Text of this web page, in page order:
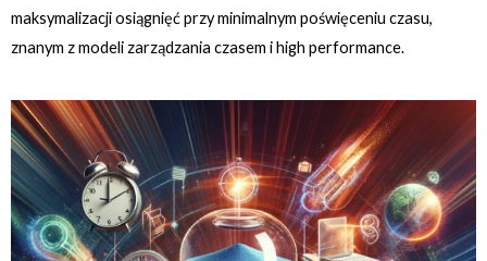
maksymalizacji osiągnięć przy minimalnym poświęceniu czasu,
znanym z modeli zarządzania czasem i high performance.